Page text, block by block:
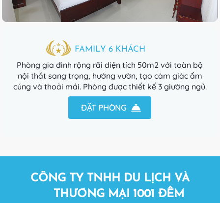
FAMILY 6 KHÁCH
Phòng gia đình rộng rãi diện tích 50m2 với toàn bộ
nội thất sang trọng, hướng vườn, tạo cảm giác ấm
cúng và thoải mái. Phòng được thiết kế 3 giường ngủ.
ĐẶT PHÒNG
CÔNG TY TNHH DU LỊCH VÀ
THƯƠNG MẠI 1001 ĐÊM